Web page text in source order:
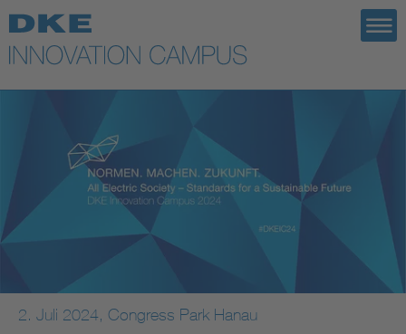
2. Juli 2024, Congress Park Hanau